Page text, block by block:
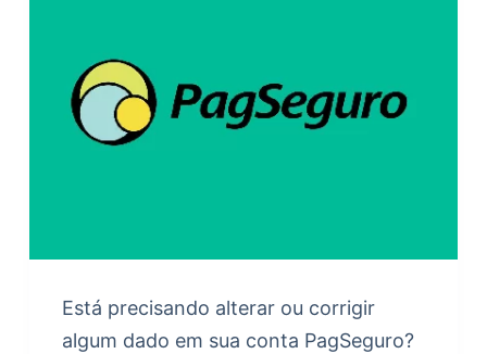
Está precisando alterar ou corrigir
algum dado em sua conta PagSeguro?